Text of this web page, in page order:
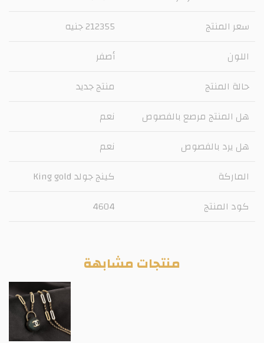
سعر المنتج
212355 جنيه
اللون
أصفر
حالة المنتج
منتج جديد
هل المنتج مرصع بالفصوص
نعم
هل يرد بالفصوص
نعم
الماركة
كينج جولد King gold
كود المنتج
4604
منتجات مشابهة